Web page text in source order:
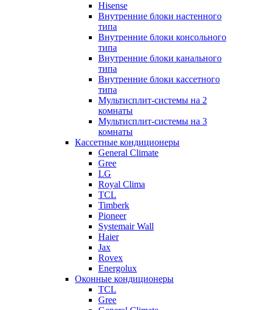
Hisense
Внутренние блоки настенного
типа
Внутренние блоки консольного
типа
Внутренние блоки канального
типа
Внутренние блоки кассетного
типа
Мультисплит-системы на 2
комнаты
Мультисплит-системы на 3
комнаты
Кассетные кондиционеры
General Climate
Gree
LG
Royal Clima
TCL
Timberk
Pioneer
Systemair Wall
Haier
Jax
Rovex
Energolux
Оконные кондиционеры
TCL
Gree